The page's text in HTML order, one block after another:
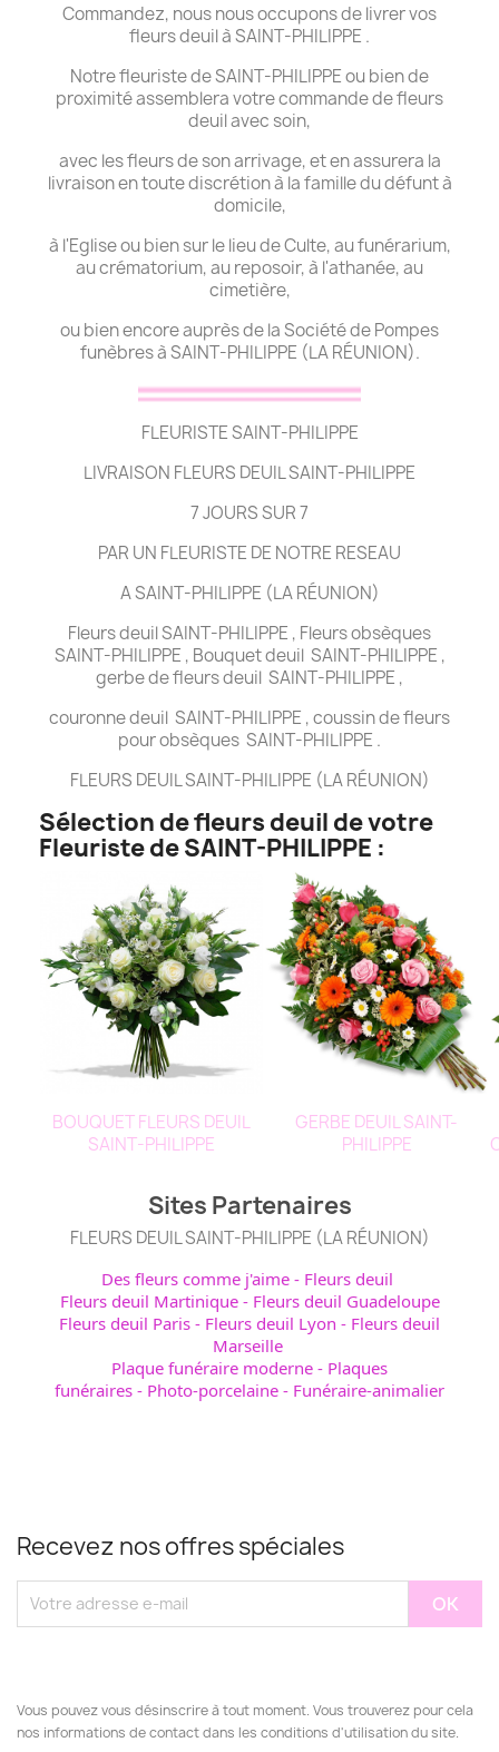
Commandez, nous nous occupons de livrer vos
fleurs deuil à SAINT-PHILIPPE .
Notre fleuriste de SAINT-PHILIPPE ou bien de
proximité assemblera votre commande de fleurs
deuil avec soin,
avec les fleurs de son arrivage, et en assurera la
livraison en toute discrétion à la famille du défunt à
domicile,
à l'Eglise ou bien sur le lieu de Culte, au funérarium,
au crématorium, au reposoir, à l'athanée, au
cimetière,
ou bien encore auprès de la Société de Pompes
funèbres à SAINT-PHILIPPE (LA RÉUNION).
FLEURISTE SAINT-PHILIPPE
LIVRAISON FLEURS DEUIL SAINT-PHILIPPE
7 JOURS SUR 7
PAR UN FLEURISTE DE NOTRE RESEAU
A SAINT-PHILIPPE (LA RÉUNION)
Fleurs deuil SAINT-PHILIPPE , Fleurs obsèques
SAINT-PHILIPPE , Bouquet deuil SAINT-PHILIPPE ,
gerbe de fleurs deuil SAINT-PHILIPPE ,
couronne deuil SAINT-PHILIPPE , coussin de fleurs
pour obsèques SAINT-PHILIPPE .
FLEURS DEUIL SAINT-PHILIPPE (LA RÉUNION)
Sélection de fleurs deuil de votre
Fleuriste de SAINT-PHILIPPE :
BOUQUET FLEURS DEUIL
SAINT-PHILIPPE
GERBE DEUIL SAINT-
PHILIPPE
Sites Partenaires
FLEURS DEUIL SAINT-PHILIPPE (LA RÉUNION)
Des fleurs comme j'aime - Fleurs deuil
Fleurs deuil Martinique- Fleurs deuil Guadeloupe
Fleurs deuil Paris - Fleurs deuil Lyon - Fleurs deuil
Marseille
Plaque funéraire moderne - Plaques
funéraires - Photo-porcelaine - Funéraire-animalier
Recevez nos offres spéciales
Vous pouvez vous désinscrire à tout moment. Vous trouverez pour cela
nos informations de contact dans les conditions d'utilisation du site.